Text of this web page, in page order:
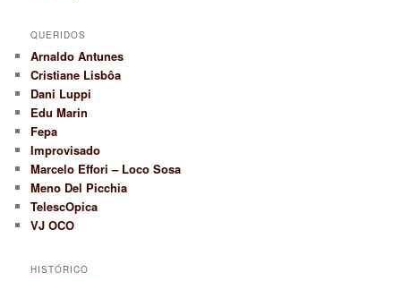
QUERIDOS
Arnaldo Antunes
Cristiane Lisbôa
Dani Luppi
Edu Marin
Fepa
Improvisado
Marcelo Effori – Loco Sosa
Meno Del Picchia
TelescOpica
VJ OCO
HISTÓRICO